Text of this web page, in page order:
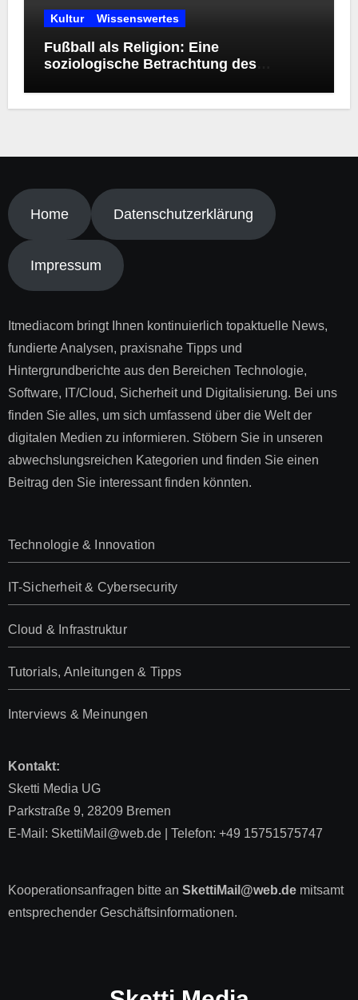
Kultur Wissenswertes
Fußball als Religion: Eine
soziologische Betrachtung des
Home Datenschutzerklärung
Impressum
Itmediacom bringt Ihnen kontinuierlich topaktuelle News,
fundierte Analysen, praxisnahe Tipps und
Hintergrundberichte aus den Bereichen Technologie,
Software, IT/Cloud, Sicherheit und Digitalisierung. Bei uns
finden Sie alles, um sich umfassend über die Welt der
digitalen Medien zu informieren. Stöbern Sie in unseren
abwechslungsreichen Kategorien und finden Sie einen
Beitrag den Sie interessant finden könnten.
Technologie & Innovation
IT-Sicherheit & Cybersecurity
Cloud & Infrastruktur
Tutorials, Anleitungen & Tipps
Interviews & Meinungen
Kontakt:
Sketti Media UG
Parkstraße 9, 28209 Bremen
E-Mail: SkettiMail@web.de | Telefon: +49 15751575747
Kooperationsanfragen bitte an SkettiMail@web.demitsamt
entsprechender Geschäftsinformationen.